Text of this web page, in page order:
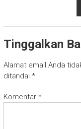
Tinggalkan
Alamat email Anda
ditandai *
Komentar *